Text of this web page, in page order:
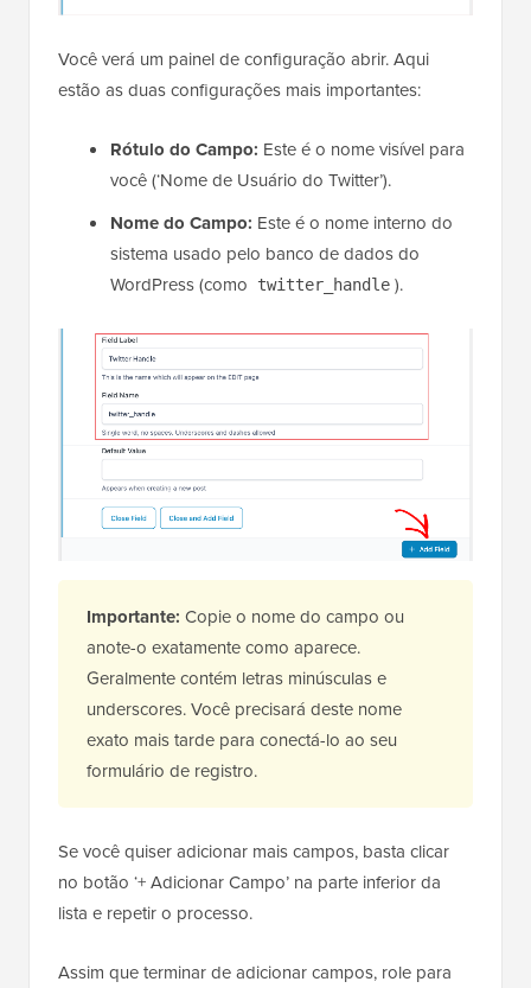
Você verá um painel de configuração abrir. Aqui
estão as duas configurações mais importantes:
Rótulo do Campo: Este é o nome visível para
você (‘Nome de Usuário do Twitter’).
Nome do Campo: Este é o nome interno do
sistema usado pelo banco de dados do
WordPress (como
twitter_handle ).
Importante: Copie o nome do campo ou
anote-o exatamente como aparece.
Geralmente contém letras minúsculas e
underscores. Você precisará deste nome
exato mais tarde para conectá-lo ao seu
formulário de registro.
Se você quiser adicionar mais campos, basta clicar
no botão ‘+ Adicionar Campo’ na parte inferior da
lista e repetir o processo.
Assim que terminar de adicionar campos, role para